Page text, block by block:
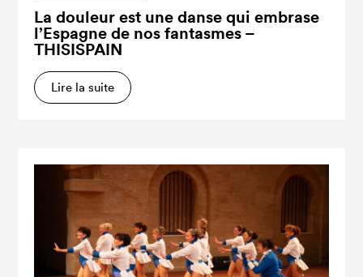
La douleur est une danse qui embrase
l’Espagne de nos fantasmes –
THISISPAIN
Lire la suite